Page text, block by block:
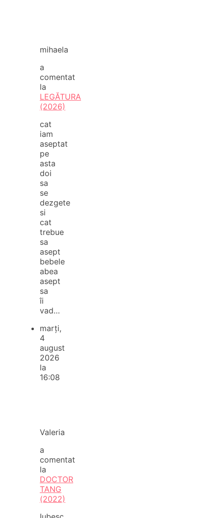
mihaela
a
comentat
la
LEGĂTURA
(2026)
cat
iam
aseptat
pe
asta
doi
sa
se
dezgete
si
cat
trebue
sa
asept
bebele
abea
asept
sa
îi
vad…
marți,
4
august
2026
la
16:08
Valeria
a
comentat
la
DOCTOR
TANG
(2022)